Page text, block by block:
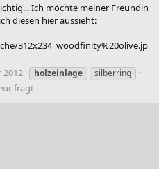
Ich möchte meiner Freundin
diesen hier aussieht:
312x234_woodfinity%20olive.jp
2012 holzeinlage silberring
fragt